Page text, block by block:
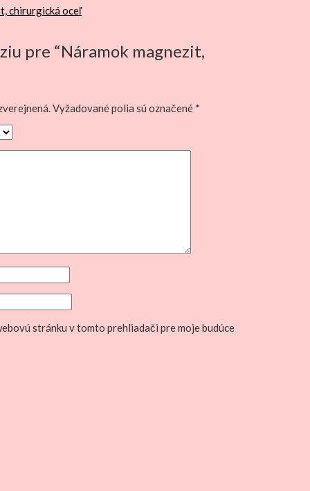
pre “Náramok magnezit,
Vyžadované polia sú označené *
stránku v tomto prehliadači pre moje budúce